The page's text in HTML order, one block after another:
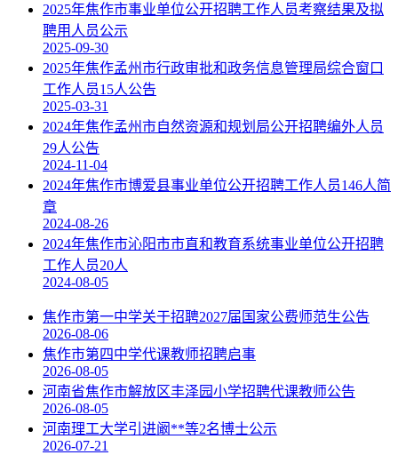
2025年焦作市事业单位公开招聘工作人员考察结果及拟
聘用人员公示
2025-09-30
2025年焦作孟州市行政审批和政务信息管理局综合窗口
工作人员15人公告
2025-03-31
2024年焦作孟州市自然资源和规划局公开招聘编外人员
29人公告
2024-11-04
2024年焦作市博爱县事业单位公开招聘工作人员146人简
章
2024-08-26
2024年焦作市沁阳市市直和教育系统事业单位公开招聘
工作人员20人
2024-08-05
焦作市第一中学关于招聘2027届国家公费师范生公告
2026-08-06
焦作市第四中学代课教师招聘启事
2026-08-05
河南省焦作市解放区丰泽园小学招聘代课教师公告
2026-08-05
河南理工大学引进阚**等2名博士公示
2026-07-21